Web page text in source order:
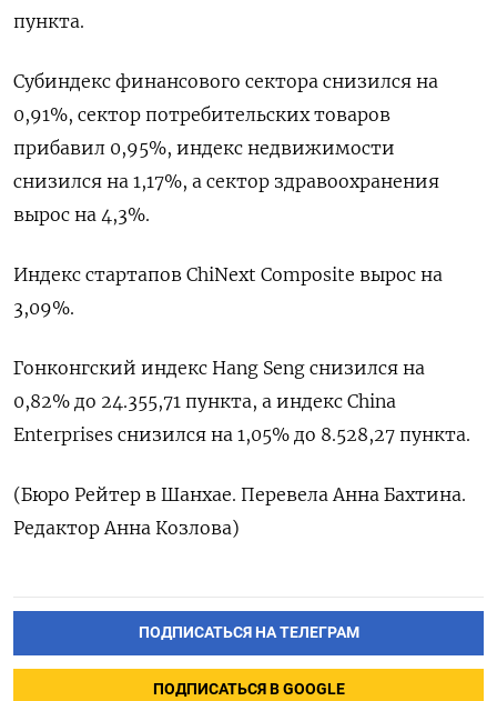
пункта.
Субиндекс финансового сектора снизился на
0,91%, сектор потребительских товаров
прибавил 0,95%, индекс недвижимости
снизился на 1,17%​, а сектор здравоохранения
вырос на 4,3%.
Индекс стартапов ChiNext Composite вырос на
3,09%.
Гонконгский индекс Hang Seng снизился на
0,82% до 24.355,71​ пункта, а индекс China
Enterprises снизился на 1,05% до 8.528,27 пункта.
(Бюро Рейтер в Шанхае. Перевела Анна Бахтина.
Редактор Анна Козлова)
ПОДПИСАТЬСЯ НА ТЕЛЕГРАМ
ПОДПИСАТЬСЯ В GOOGLE